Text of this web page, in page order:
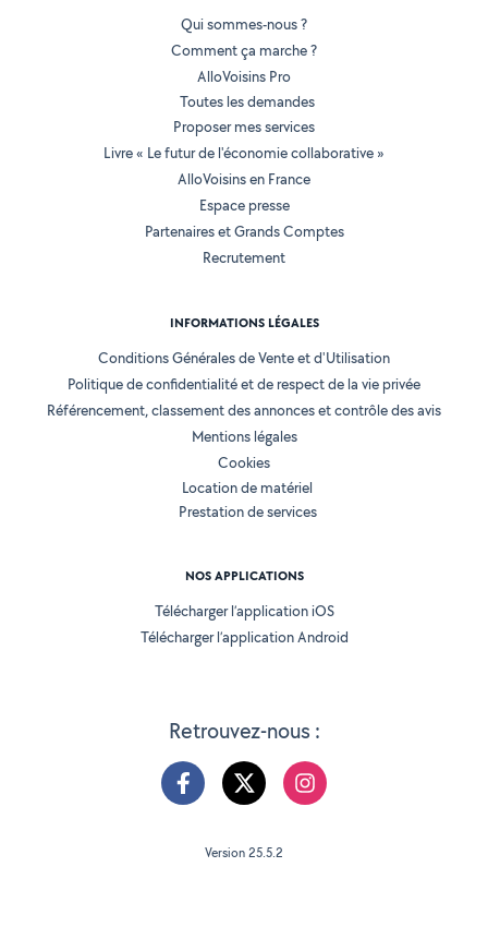
Retrouvez-nous :
Qui sommes-nous ?
Comment ça marche ?
AlloVoisins Pro
Toutes les demandes
Proposer mes services
Livre « Le futur de l'économie collaborative »
AlloVoisins en France
Espace presse
Partenaires et Grands Comptes
Recrutement
INFORMATIONS LÉGALES
Conditions Générales de Vente et d'Utilisation
Politique de confidentialité et de respect de la vie privée
Référencement, classement des annonces et contrôle des avis
Mentions légales
Cookies
Location de matériel
Prestation de services
NOS APPLICATIONS
Télécharger l’application iOS
Télécharger l’application Android
Version 25.5.2